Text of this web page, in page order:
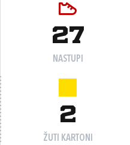
27
NASTUPI
2
ŽUTI KARTONI